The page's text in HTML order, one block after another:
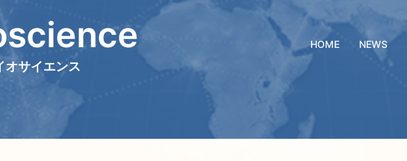
オサイエンス
HOME NEWS